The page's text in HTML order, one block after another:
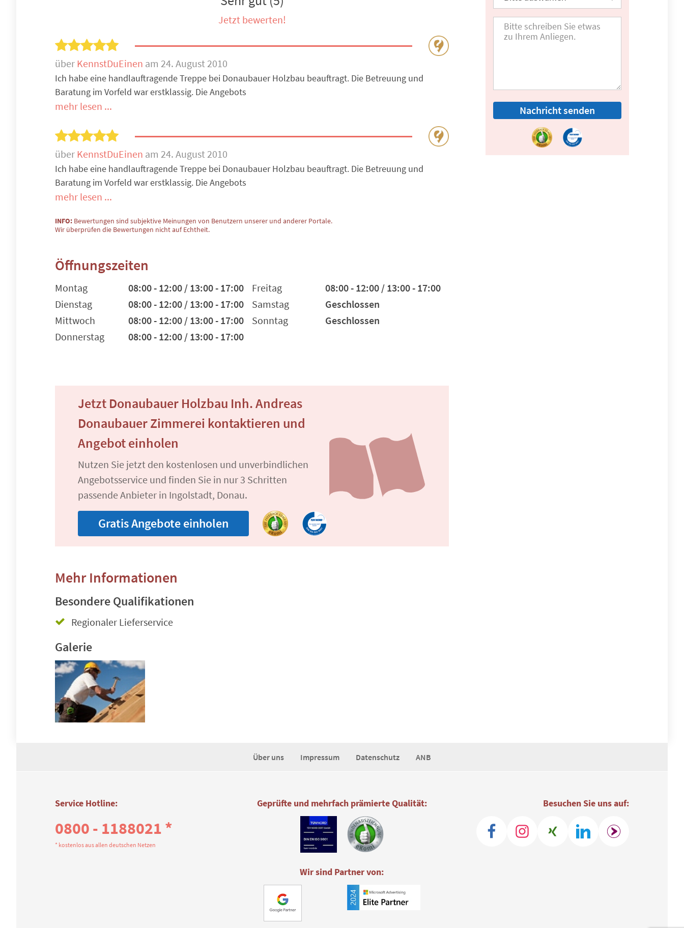
Jetzt bewerten!
über KennstDuEinen am 24. August 2010
Ich habe eine handlauftragende Treppe bei Donaubauer Holzbau beauftragt. Die Betreuung und
Baratung im Vorfeld war erstklassig. Die Angebots
mehr lesen ...
über KennstDuEinen am 24. August 2010
Ich habe eine handlauftragende Treppe bei Donaubauer Holzbau beauftragt. Die Betreuung und
Baratung im Vorfeld war erstklassig. Die Angebots
mehr lesen ...
INFO: Bewertungen sind subjektive Meinungen von Benutzern unserer und anderer Portale.
Wir überprüfen die Bewertungen nicht auf Echtheit.
Öffnungszeiten
Montag
08:00 - 12:00 / 13:00 - 17:00
Dienstag
08:00 - 12:00 / 13:00 - 17:00
Mittwoch
08:00 - 12:00 / 13:00 - 17:00
Donnerstag
08:00 - 12:00 / 13:00 - 17:00
Freitag
08:00 - 12:00 / 13:00 - 17:00
Samstag
Geschlossen
Sonntag
Geschlossen
Jetzt Donaubauer Holzbau Inh. Andreas
Donaubauer Zimmerei kontaktieren und
Angebot einholen
Nutzen Sie jetzt den kostenlosen und unverbindlichen
Angebotsservice und finden Sie in nur 3 Schritten
passende Anbieter in Ingolstadt, Donau.
Gratis Angebote einholen
Mehr Informationen
Besondere Qualifikationen
Regionaler Lieferservice
Galerie
Nachricht senden
Über uns Impressum Datenschutz ANB
Service Hotline:
0800 - 1188021 *
* kostenlos aus allen deutschen Netzen
Besuchen Sie uns auf:
Geprüfte und mehrfach prämierte Qualität:
Wir sind Partner von: